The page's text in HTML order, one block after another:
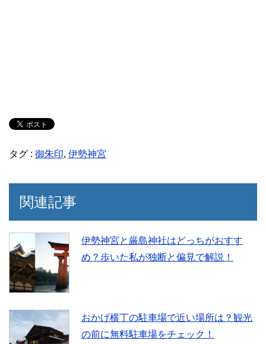
タグ : 御朱印, 伊勢神宮
関連記事
伊勢神宮と厳島神社はどっちがおすす
め？歩いた私が独断と偏見で解説！
おかげ横丁の駐車場で近い場所は？観光
の前に無料駐車場をチェック！